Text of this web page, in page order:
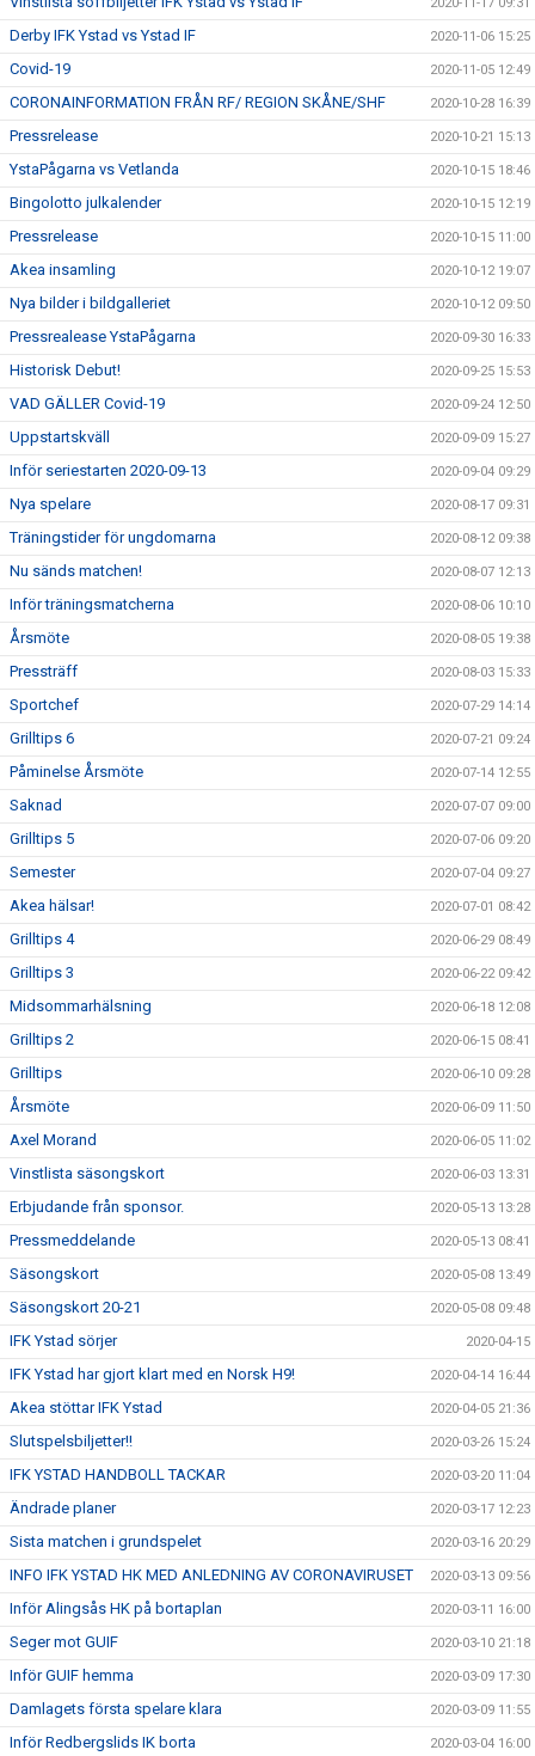
Derby IFK Ystad vs Ystad IF 2020-11-06 15:25
Covid-19 2020-11-05 12:49
CORONAINFORMATION FRÅN RF/ REGION SKÅNE/SHF 2020-10-28 16:39
Pressrelease 2020-10-21 15:13
YstaPågarna vs Vetlanda 2020-10-15 18:46
Bingolotto julkalender 2020-10-15 12:19
Pressrelease 2020-10-15 11:00
Akea insamling 2020-10-12 19:07
Nya bilder i bildgalleriet 2020-10-12 09:50
Pressrealease YstaPågarna 2020-09-30 16:33
Historisk Debut! 2020-09-25 15:53
VAD GÄLLER Covid-19 2020-09-24 12:50
Uppstartskväll 2020-09-09 15:27
Inför seriestarten 2020-09-13 2020-09-04 09:29
Nya spelare 2020-08-17 09:31
Träningstider för ungdomarna 2020-08-12 09:38
Nu sänds matchen! 2020-08-07 12:13
Inför träningsmatcherna 2020-08-06 10:10
Årsmöte 2020-08-05 19:38
Pressträff 2020-08-03 15:33
Sportchef 2020-07-29 14:14
Grilltips 6 2020-07-21 09:24
Påminelse Årsmöte 2020-07-14 12:55
Saknad 2020-07-07 09:00
Grilltips 5 2020-07-06 09:20
Semester 2020-07-04 09:27
Akea hälsar! 2020-07-01 08:42
Grilltips 4 2020-06-29 08:49
Grilltips 3 2020-06-22 09:42
Midsommarhälsning 2020-06-18 12:08
Grilltips 2 2020-06-15 08:41
Grilltips 2020-06-10 09:28
Årsmöte 2020-06-09 11:50
Axel Morand 2020-06-05 11:02
Vinstlista säsongskort 2020-06-03 13:31
Erbjudande från sponsor. 2020-05-13 13:28
Pressmeddelande 2020-05-13 08:41
Säsongskort 2020-05-08 13:49
Säsongskort 20-21 2020-05-08 09:48
IFK Ystad sörjer 2020-04-15
IFK Ystad har gjort klart med en Norsk H9! 2020-04-14 16:44
Akea stöttar IFK Ystad 2020-04-05 21:36
Slutspelsbiljetter!! 2020-03-26 15:24
IFK YSTAD HANDBOLL TACKAR 2020-03-20 11:04
Ändrade planer 2020-03-17 12:23
Sista matchen i grundspelet 2020-03-16 20:29
INFO IFK YSTAD HK MED ANLEDNING AV CORONAVIRUSET 2020-03-13 09:56
Inför Alingsås HK på bortaplan 2020-03-11 16:00
Seger mot GUIF 2020-03-10 21:18
Inför GUIF hemma 2020-03-09 17:30
Damlagets första spelare klara 2020-03-09 11:55
Inför Redbergslids IK borta 2020-03-04 16:00